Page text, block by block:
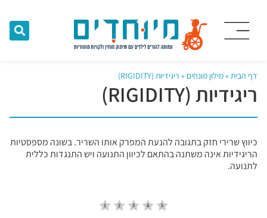
דף הבית »מילון מונחים » ריגידיות (RIGIDITY)
ריגידיות (RIGIDITY)
כיווץ שרירי חזק בתגובה להנעת המפרק אותו השריר. בשונה מספסטיות
הריגידיות אינה משתנה בהתאם לכיוון התנועה ויש התנגדות כללית
לתנועה.